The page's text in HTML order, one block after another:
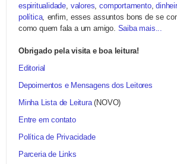
espiritualidade, valores,comportamento,
política, enfim, esses assuntos bons de se
como quem fala a um amigo. Saiba mais...
Obrigado pela visita e boa leitura!
Editorial
Depoimentos e Mensagens dos Leitores
Minha Lista de Leitura(NOVO)
Entre em contato
Política de Privacidade
Parceria de Links